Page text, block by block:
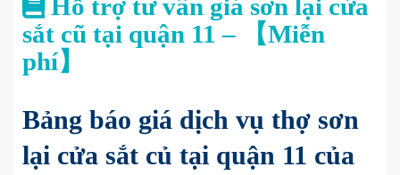
Hỗ trợ tư vấn giá sơn lại cửa
sắt cũ tại quận 11 – 【Miễn
phí】
Bảng báo giá dịch vụ thợ sơn
lại cửa sắt củ tại quận 11 của